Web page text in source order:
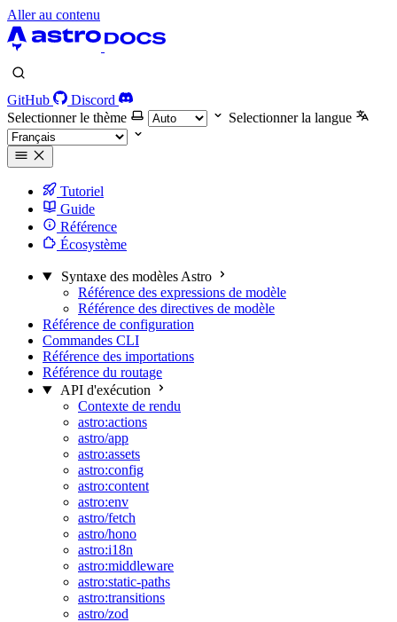
Aller au contenu
GitHub
Discord
Selectionner le thème
Selectionner la langue
Tutoriel
Guide
Référence
Écosystème
Syntaxe des modèles Astro
Référence des expressions de modèle
Référence des directives de modèle
Référence de configuration
Commandes CLI
Référence des importations
Référence du routage
API d'exécution
Contexte de rendu
astro:actions
astro/app
astro:assets
astro:config
astro:content
astro:env
astro/fetch
astro/hono
astro:i18n
astro:middleware
astro:static-paths
astro:transitions
astro/zod